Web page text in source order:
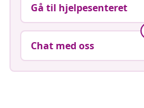
Gå til hjelpesenteret
Chat med oss